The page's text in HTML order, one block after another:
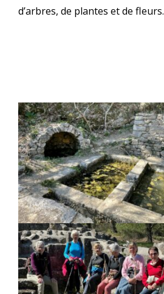
d’arbres, de plantes et de fleurs.